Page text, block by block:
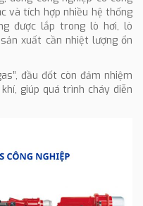
và tích hợp nhiều hệ thống
được lắp trong lò hơi, lò
xuất cần nhiệt lượng ổn
đầu đốt còn đảm nhiệm
giúp quá trình cháy diễn